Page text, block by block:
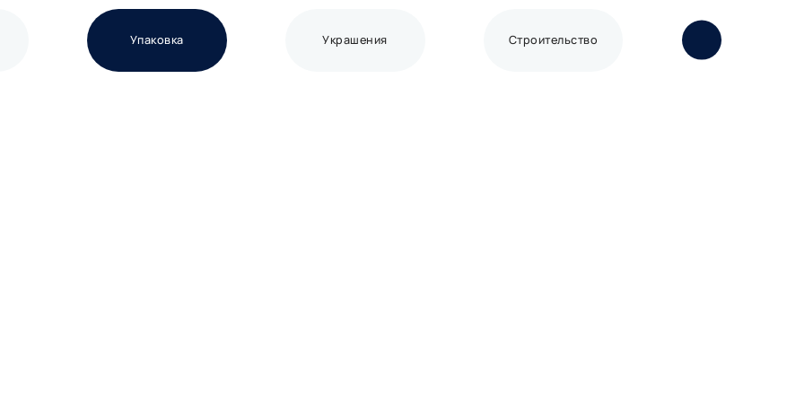
Упаковка Украшения Строительство